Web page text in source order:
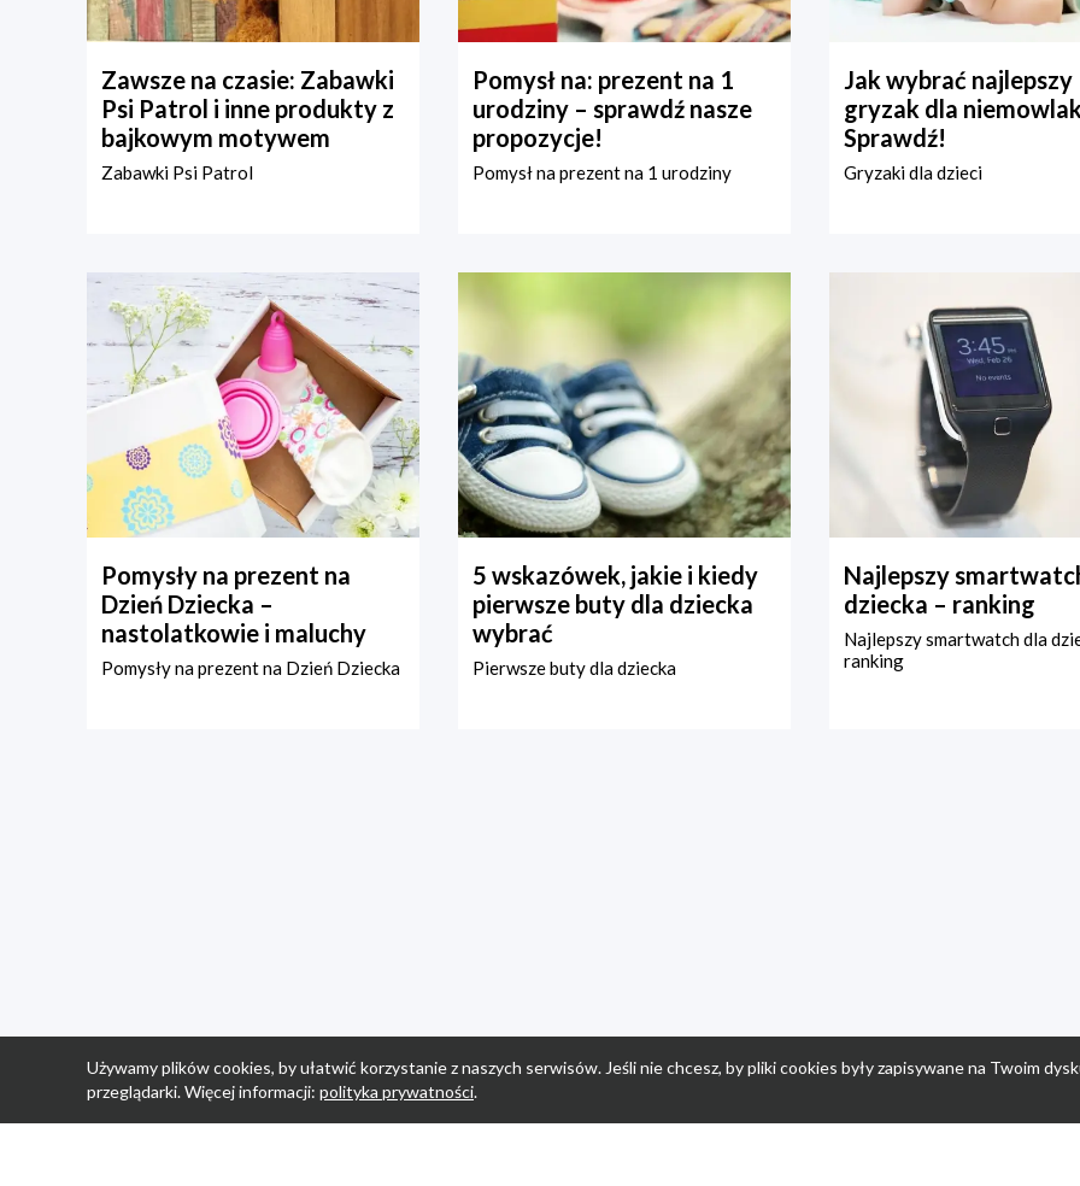
Zawsze na czasie: Zabawki
Psi Patrol i inne produkty z
bajkowym motywem
Zabawki Psi Patrol
Pomysł na: prezent na 1
urodziny – sprawdź nasze
propozycje!
Pomysł na prezent na 1 urodziny
Jak wybrać najlepszy
gryzak dla
Sprawdź!
Gryzaki dla dzieci
Pomysły na prezent na
Dzień Dziecka –
nastolatkowie i maluchy
Pomysły na prezent na Dzień Dziecka
5 wskazówek, jakie i kiedy
pierwsze buty dla dziecka
wybrać
Pierwsze buty dla dziecka
Najlepszy
dziecka – ranking
Najlepszy smartwatch dla
ranking
Używamy plików cookies, by ułatwić korzystanie z naszych serwisów. Jeśli nie chcesz, by pliki cookies były zapisywane na Twoim
przeglądarki. Więcej informacji: polityka prywatności.